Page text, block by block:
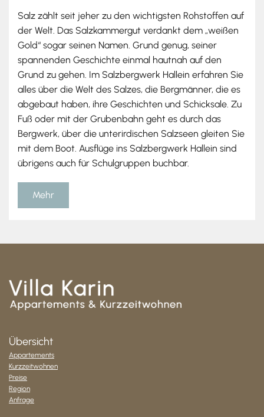
Salz zählt seit jeher zu den wichtigsten Rohstoffen auf
der Welt. Das Salzkammergut verdankt dem „weißen
Gold“ sogar seinen Namen. Grund genug, seiner
spannenden Geschichte einmal hautnah auf den
Grund zu gehen. Im Salzbergwerk Hallein erfahren Sie
alles über die Welt des Salzes, die Bergmänner, die es
abgebaut haben, ihre Geschichten und Schicksale. Zu
Fuß oder mit der Grubenbahn geht es durch das
Bergwerk, über die unterirdischen Salzseen gleiten Sie
mit dem Boot. Ausflüge ins Salzbergwerk Hallein sind
übrigens auch für Schulgruppen buchbar.
Mehr
Übersicht
Appartements
Kurzzeitwohnen
Preise
Region
Anfrage